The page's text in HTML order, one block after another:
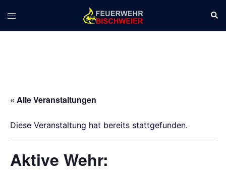
Inhalt
springen
Menü
« Alle Veranstaltungen
Diese Veranstaltung hat bereits stattgefunden.
Aktive Wehr: